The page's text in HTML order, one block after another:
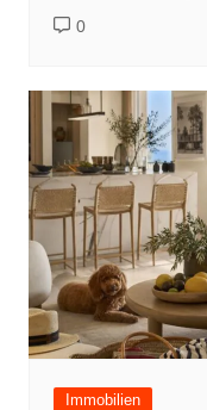
0
Immobilien